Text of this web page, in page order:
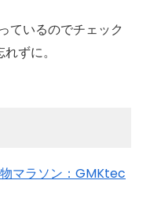
ているのでチェック
ずに。
物マラソン：GMKtec